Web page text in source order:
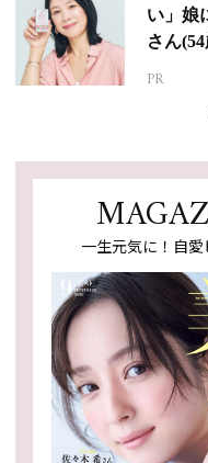
い」娘
さん
PR
一生元気に！自愛